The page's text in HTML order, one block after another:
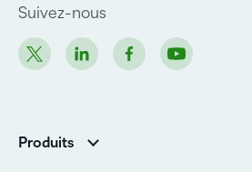
Suivez-nous
Produits